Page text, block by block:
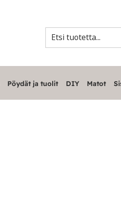
Pöydät ja tuolit DIY Matot